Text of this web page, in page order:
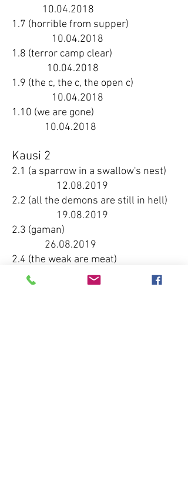
10.04.2018
1.7 (horrible from supper)
10.04.2018
1.8 (terror camp clear)
10.04.2018
1.9 (the c, the c, the open c)
10.04.2018
1.10 (we are gone)
10.04.2018
Kausi 2
2.1 (a sparrow in a swallow's nest)
12.08.2019
2.2 (all the demons are still in hell)
19.08.2019
2.3 (gaman)
26.08.2019
2.4 (the weak are meat)
02.09.2019
2.5 (shatter like a pearl)